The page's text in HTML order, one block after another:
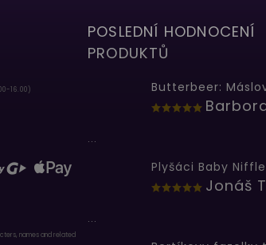
16.00)
names and related
POSLEDNÍ HODNOCENÍ
PRODUKTŮ
...
Plyšáci Baby
Jonáš
...